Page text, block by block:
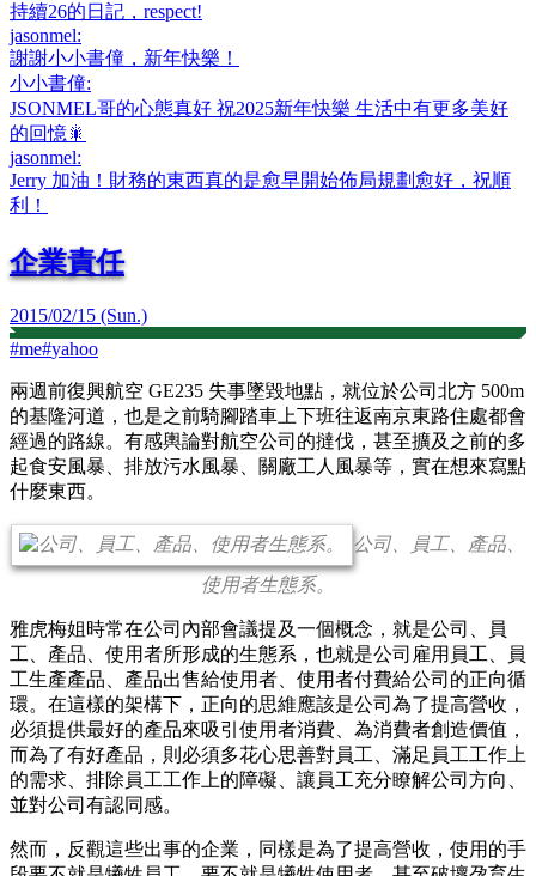
持續26的日記，respect!
jasonmel:
謝謝小小書僮，新年快樂！
小小書僮:
JSONMEL哥的心態真好 祝2025新年快樂 生活中有更多美好
的回憶🎇
jasonmel:
Jerry 加油！財務的東西真的是愈早開始佈局規劃愈好，祝順
利！
企業責任
2015/02/15 (Sun.)
#me#yahoo
兩週前復興航空 GE235 失事墜毀地點，就位於公司北方 500m
的基隆河道，也是之前騎腳踏車上下班往返南京東路住處都會
經過的路線。有感輿論對航空公司的撻伐，甚至擴及之前的多
起食安風暴、排放污水風暴、關廠工人風暴等，實在想來寫點
什麼東西。
公司、員工、產品、
使用者生態系。
雅虎梅姐時常在公司內部會議提及一個概念，就是公司、員
工、產品、使用者所形成的生態系，也就是公司雇用員工、員
工生產產品、產品出售給使用者、使用者付費給公司的正向循
環。在這樣的架構下，正向的思維應該是公司為了提高營收，
必須提供最好的產品來吸引使用者消費、為消費者創造價值，
而為了有好產品，則必須多花心思善對員工、滿足員工工作上
的需求、排除員工工作上的障礙、讓員工充分瞭解公司方向、
並對公司有認同感。
然而，反觀這些出事的企業，同樣是為了提高營收，使用的手